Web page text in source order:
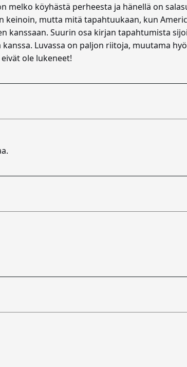
melko köyhästä perheesta ja hänellä on
keinoin, mutta mitä tapahtuukaan, kun
kanssaan. Suurin osa kirjan tapahtumista
Luvassa on paljon riitoja, muutama
ole lukeneet!